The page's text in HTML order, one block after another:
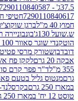
חטיפי חומוס דבאייל 200
ברגן שוקוצ'יפס ש.לבן
בונבוניירה רפאלו 240 גרם
100 גרם תפוח
מרסי פטיטס מיניאטור 125ג'
לקקן פח אשפה טבילה
פפר קרם סודה 355 מ"ל
בטעם פאנטה 37.5 גרם
בקרסלנד-סטרופ וופל
קינדר